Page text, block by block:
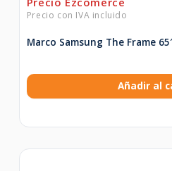
Marco Samsung The Frame
Añadir al